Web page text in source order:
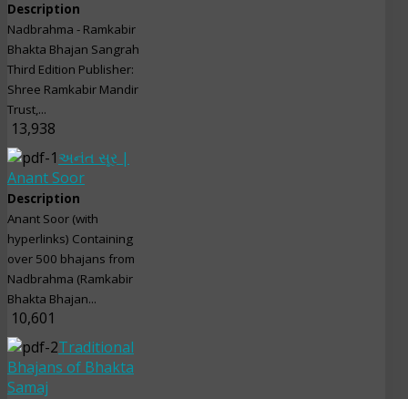
Description
Nadbrahma - Ramkabir
Bhakta Bhajan Sangrah
Third Edition Publisher:
Shree Ramkabir Mandir
Trust,...
13,938
અનંત સૂર |
Anant Soor
Description
Anant Soor (with
hyperlinks) Containing
over 500 bhajans from
Nadbrahma (Ramkabir
Bhakta Bhajan...
10,601
Traditional
Bhajans of Bhakta
Samaj